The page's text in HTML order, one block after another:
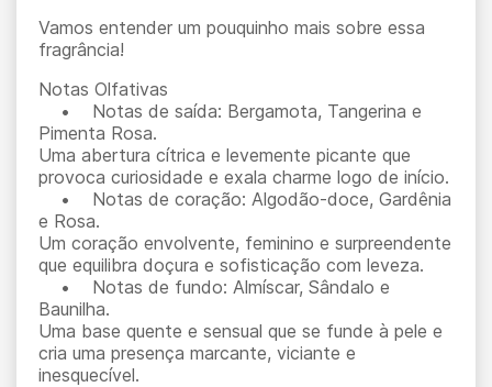
Vamos entender um pouquinho mais sobre essa
fragrância!
Notas Olfativas
• Notas de saída: Bergamota, Tangerina e
Pimenta Rosa.
Uma abertura cítrica e levemente picante que
provoca curiosidade e exala charme logo de início.
• Notas de coração: Algodão-doce, Gardênia
e Rosa.
Um coração envolvente, feminino e surpreendente
que equilibra doçura e sofisticação com leveza.
• Notas de fundo: Almíscar, Sândalo e
Baunilha.
Uma base quente e sensual que se funde à pele e
cria uma presença marcante, viciante e
inesquecível.